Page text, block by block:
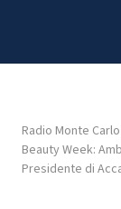
HOME
Radio Monte Carlo
Beauty Week:
Presidente di